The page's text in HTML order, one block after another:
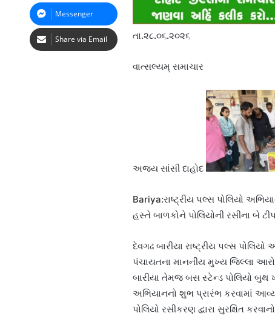
તા.૨૮.૦૬.૨૦૨૬
વાત્સલ્યમ્ સમાચાર
અજય સાંસી દાહોદ
Bariya:રાષ્ટ્રીય પલ્સ પોલિયો
હસ્તે બાળકોને પોલિયોની રસીના બે
દેવગઢ બારીયા રાષ્ટ્રીય પલ્સ
પંચાયતના માનનીય મુખ્ય જિલ્લા
બારીયા તેમજ બસ સ્ટેન્ડ પોલિયો બુથ
અભિયાનનો શુભ પ્રારંભ કરવામાં
પોલિયો રસીકરણ દ્વારા સુરક્ષિત
Messenger
Share via Email